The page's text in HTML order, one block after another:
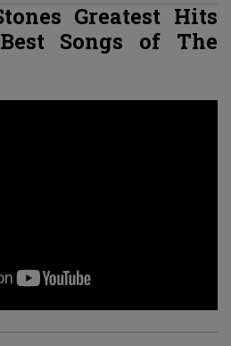
Greatest Hits
Songs of The